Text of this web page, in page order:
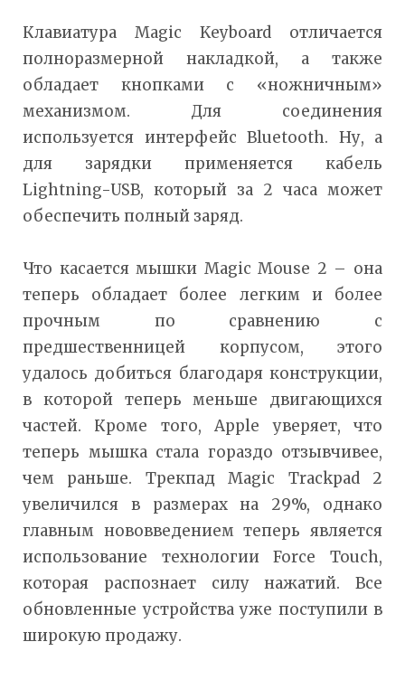
Клавиатура Magic Keyboard отличается
полноразмерной накладкой, а также
обладает кнопками с «ножничным»
механизмом. Для соединения
используется интерфейс Bluetooth. Ну, а
для зарядки применяется кабель
Lightning-USB, который за 2 часа может
обеспечить полный заряд.
Что касается мышки Magic Mouse 2 – она
теперь обладает более легким и более
прочным по сравнению с
предшественницей корпусом, этого
удалось добиться благодаря конструкции,
в которой теперь меньше двигающихся
частей. Кроме того, Apple уверяет, что
теперь мышка стала гораздо отзывчивее,
чем раньше. Трекпад Magic Trackpad 2
увеличился в размерах на 29%, однако
главным нововведением теперь является
использование технологии Force Touch,
которая распознает силу нажатий. Все
обновленные устройства уже поступили в
широкую продажу.